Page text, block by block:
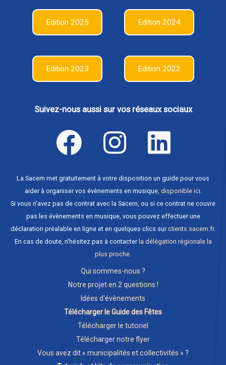
Edition 2025 Edition 2024
Edition 2023 Edition 2022
Suivez-nous aussi sur vos réseaux sociaux
La Sacem met gratuitement à votre disposition un guide pour vous
aider à organiser vos évènements en musique, disponible ici.
Si vous n'avez pas de contrat avec la Sacem, ou si ce contrat ne couvre
pas les évènements en musique, vous pouvez effectuer une
déclaration préalable en ligne et en quelques clics surclients.sacem.fr.
En cas de doute, n'hésitez pas à contacter la délégation régionale la
plus proche
Qui sommes-nous ?
Notre projet en 2 questions !
Idées d'évènements
Télécharger le Guide des Fêtes
Télécharger le tutoriel
Télécharger notre flyer
Vous avez dit « municipalités et collectivités » ?